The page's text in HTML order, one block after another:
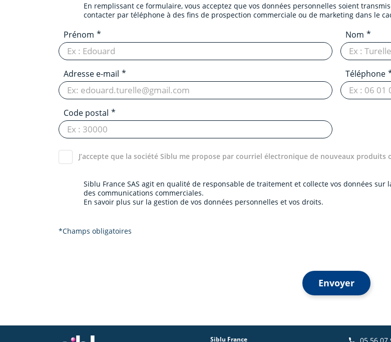
En remplissant ce formulaire, vous acceptez que vos données personnelles soient
contacter par téléphone à des fins de prospection commerciale ou de marketing dans le
Prénom Nom
Adresse e-mail Téléphone
Code postal
J’accepte que la société Siblu me propose par courriel électronique de nouveaux produits
Siblu France SAS agit en qualité de responsable de traitement et collecte vos données
des communications commerciales.
En savoir plus sur la gestion de vos données personnelles et vos droits.
*Champs obligatoires
Envoyer
Siblu France 05 56 07